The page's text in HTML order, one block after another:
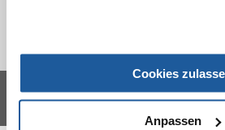
Cookies
Anpassen
Alle Preise inkl. ges. MwSt./